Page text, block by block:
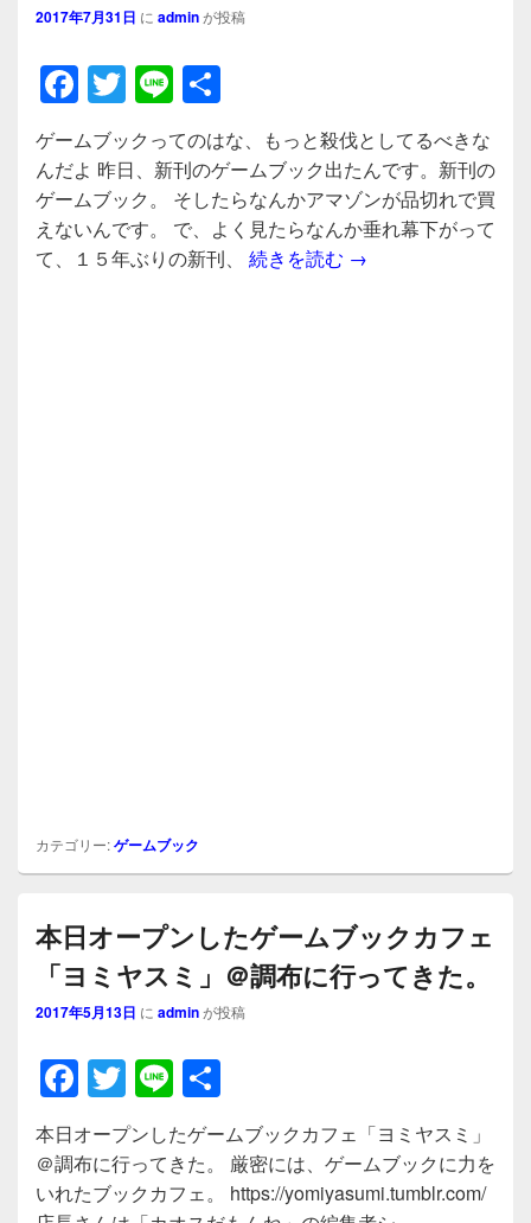
2017年7月31日 に adminが投稿
F
a
c
e
b
o
T
wi
tt
er
Li
n
e
有
ゲームブックってのはな、もっと殺伐としてるべきな
んだよ 昨日、新刊のゲームブック出たんです。新刊の
ゲームブック。 そしたらなんかアマゾンが品切れで買
えないんです。 で、よく見たらなんか垂れ幕下がって
て、１５年ぶりの新刊、 続きを読む ゲームブックっての
→
カテゴリー:ゲームブック
本日オープンしたゲームブックカフェ
「ヨミヤスミ」＠調布に行ってきた。
2017年5月13日 に adminが投稿
F
a
c
e
T
wi
tt
er
Li
n
e
有
本日オープンしたゲームブックカフェ「ヨミヤスミ」
＠調布に行ってきた。 厳密には、ゲームブックに力を
いれたブックカフェ。 https://yomiyasumi.tumblr.com/